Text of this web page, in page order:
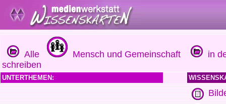
Alle Mensch und Gemeinschaft
in
schreiben
UNTERTHEMEN: